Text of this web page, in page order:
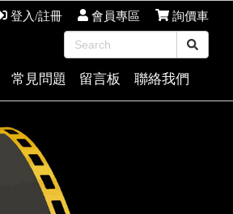
登入/註冊 會員專區 詢價車
常見問題 留言板 聯絡我們